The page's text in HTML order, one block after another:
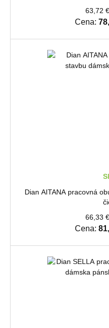
63,72
Cena:
Dian AITANA pracovná
66,33
Cena: